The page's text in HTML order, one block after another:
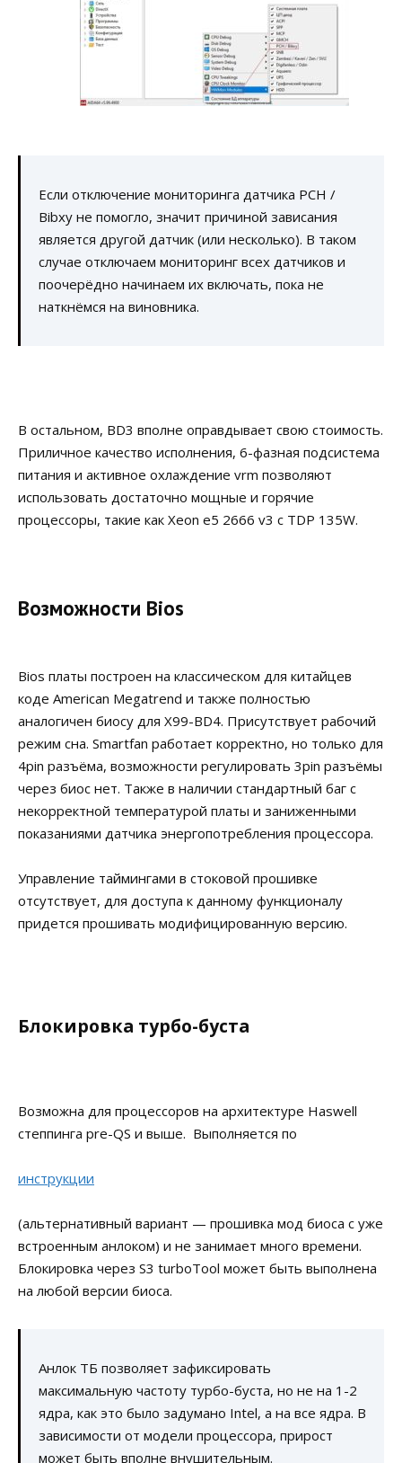
Если отключение мониторинга датчика PCH /
Bibxy не помогло, значит причиной зависания
является другой датчик (или несколько). В таком
случае отключаем мониторинг всех датчиков и
поочерёдно начинаем их включать, пока не
наткнёмся на виновника.
В остальном, BD3 вполне оправдывает свою стоимость.
Приличное качество исполнения, 6-фазная подсистема
питания и активное охлаждение vrm позволяют
использовать достаточно мощные и горячие
процессоры, такие как Xeon e5 2666 v3 с TDP 135W.
Возможности Bios
Bios платы построен на классическом для китайцев
коде American Megatrend и также полностью
аналогичен биосу для X99-BD4. Присутствует рабочий
режим сна. Smartfan работает корректно, но только для
4pin разъёма, возможности регулировать 3pin разъёмы
через биос нет. Также в наличии стандартный баг с
некорректной температурой платы и заниженными
показаниями датчика энергопотребления процессора.
Управление таймингами в стоковой прошивке
отсутствует, для доступа к данному функционалу
придется прошивать модифицированную версию.
Блокировка турбо-буста
Возможна для процессоров на архитектуре Haswell
степпинга pre-QS и выше. Выполняется по
инструкции
(альтернативный вариант — прошивка мод биоса с уже
встроенным анлоком) и не занимает много времени.
Блокировка через S3 turboTool может быть выполнена
на любой версии биоса.
Анлок ТБ позволяет зафиксировать
максимальную частоту турбо-буста, но не на 1-2
ядра, как это было задумано Intel, а на все ядра. В
зависимости от модели процессора, прирост
может быть вполне внушительным.